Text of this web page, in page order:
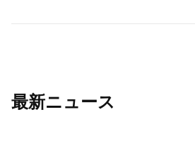
最新ニュース